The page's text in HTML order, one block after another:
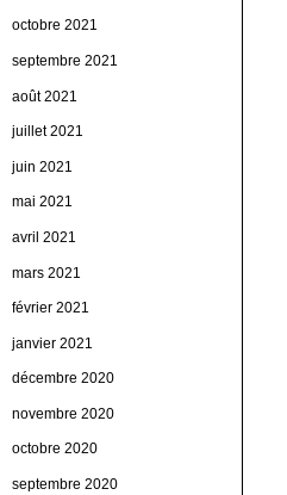
octobre 2021
septembre 2021
août 2021
juillet 2021
juin 2021
mai 2021
avril 2021
mars 2021
février 2021
janvier 2021
décembre 2020
novembre 2020
octobre 2020
septembre 2020